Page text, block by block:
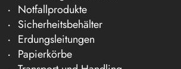
Notfallprodukte
Sicherheitsbehälter
Erdungsleitungen
Papierkörbe